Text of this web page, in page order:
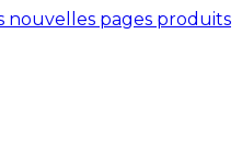
nouvelles pages produits